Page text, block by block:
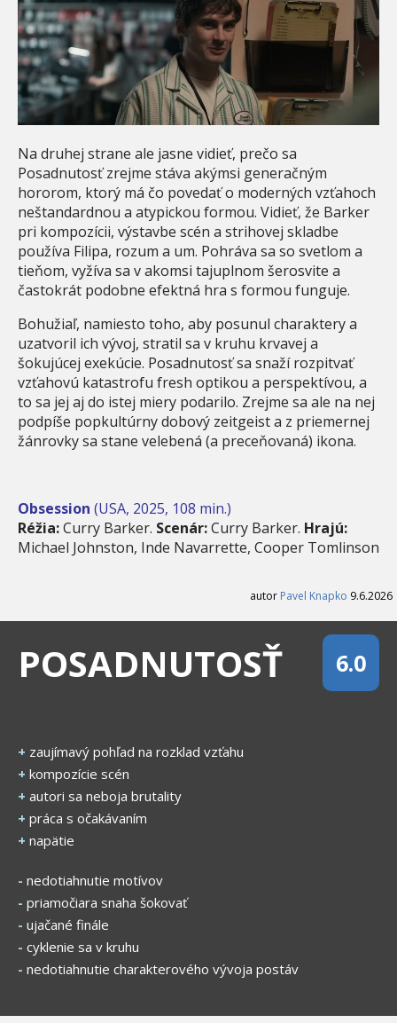
Na druhej strane ale jasne vidieť, prečo sa
Posadnutosť zrejme stáva akýmsi generačným
hororom, ktorý má čo povedať o moderných vzťahoch
neštandardnou a atypickou formou. Vidieť, že Barker
pri kompozícii, výstavbe scén a strihovej skladbe
používa Filipa, rozum a um. Pohráva sa so svetlom a
tieňom, vyžíva sa v akomsi tajuplnom šerosvite a
častokrát podobne efektná hra s formou funguje.
Bohužiaľ, namiesto toho, aby posunul charaktery a
uzatvoril ich vývoj, stratil sa v kruhu krvavej a
šokujúcej exekúcie. Posadnutosť sa snaží rozpitvať
vzťahovú katastrofu fresh optikou a perspektívou, a
to sa jej aj do istej miery podarilo. Zrejme sa ale na nej
podpíše popkultúrny dobový zeitgeist a z priemernej
žánrovky sa stane velebená (a preceňovaná) ikona.
Obsession (USA, 2025, 108 min.)
Réžia:Curry Barker. Scenár:Curry Barker. Hrajú:
Michael Johnston, Inde Navarrette, Cooper Tomlinson
autor Pavel Knapko 9.6.2026
6.0
POSADNUTOSŤ
+ zaujímavý pohľad na rozklad vzťahu
+ kompozície scén
+ autori sa neboja brutality
+ práca s očakávaním
+ napätie
- nedotiahnutie motívov
- priamočiara snaha šokovať
- ujačané finále
- cyklenie sa v kruhu
- nedotiahnutie charakterového vývoja postáv